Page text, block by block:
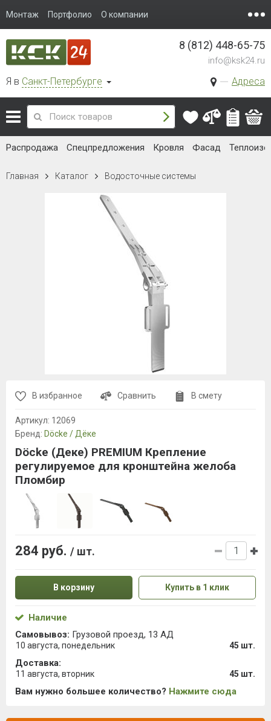
Монтаж Портфолио О компании
Я в Санкт-Петербурге Адреса
8 (812) 448-65-75
info@ksk24.ru
Распродажа Спецпредложения Кровля Фасад
Главная Каталог Водосточные системы
В избранное Сравнить В смету
Артикул: 12069
Бренд: Döcke / Дёке
Döcke (Деке) PREMIUM Крепление
регулируемое для кронштейна желоба
Пломбир
284 руб. / шт.
В корзину Купить в 1 клик
Наличие
Самовывоз: Грузовой проезд, 13 АД
10 августа, понедельник 45 шт.
Доставка:
11 августа, вторник 45 шт.
Вам нужно большее количество? Нажмите сюда